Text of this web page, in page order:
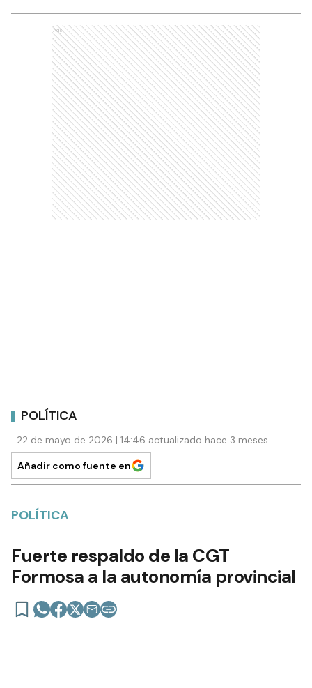
Ads
POLÍTICA
22 de mayo de 2026 | 14:46 actualizado hace 3 meses
Añadir como fuente en
POLÍTICA
Fuerte respaldo de la CGT
Formosa a la autonomía provincial